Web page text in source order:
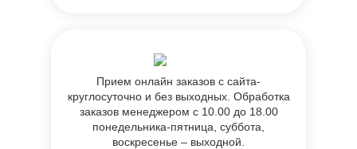
Прием онлайн заказов с сайта-
круглосуточно и без выходных. Обработка
заказов менеджером с 10.00 до 18.00
понедельника-пятница, суббота,
воскресенье – выходной.